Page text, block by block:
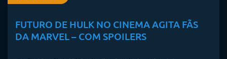
FUTURO DE HULK NO CINEMA AGITA FÃS
DA MARVEL – COM SPOILERS